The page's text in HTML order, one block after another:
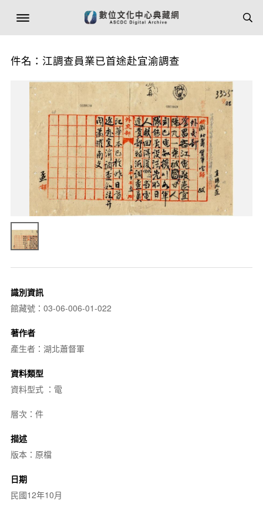
件名：江調查員業已首途赴宜渝調查
識別資訊
館藏號：03-06-006-01-022
著作者
產生者：湖北蕭督軍
資料類型
資料型式 ：電
層次：件
描述
版本：原檔
日期
民國12年10月